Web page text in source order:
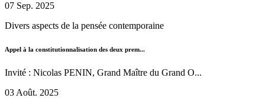
07 Sep. 2025
Divers aspects de la pensée contemporaine
Appel à la constitutionnalisation des deux prem...
Invité : Nicolas PENIN, Grand Maître du Grand O...
03 Août. 2025